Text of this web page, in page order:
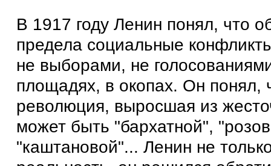
В 1917 году Ленин понял, что
предела социальные
не выборами, не
площадях, в окопах. Он понял,
революция, выросшая из
может быть "бархатной",
"каштановой"... Ленин не